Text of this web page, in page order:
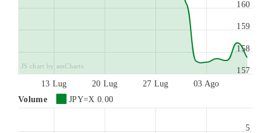
13 Lug 20 Lug 27 Lug 03 Ago
157
158
159
160
JS chart by amCharts
Volume JPY=X 0.00
5